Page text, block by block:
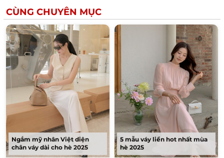
CÙNG CHUYÊN MỤC
Ngắm mỹ nhân Việt diện
chân váy dài cho hè 2025
5 mẫu váy liền hot nhất mùa
hè 2025